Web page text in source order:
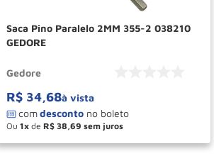
Saca Pino Paralelo 2MM 355-2 038210
GEDORE
Gedore
R$ 34,68à vista
Ou 1 de R$ 38,69
＋
－ COMPRAR